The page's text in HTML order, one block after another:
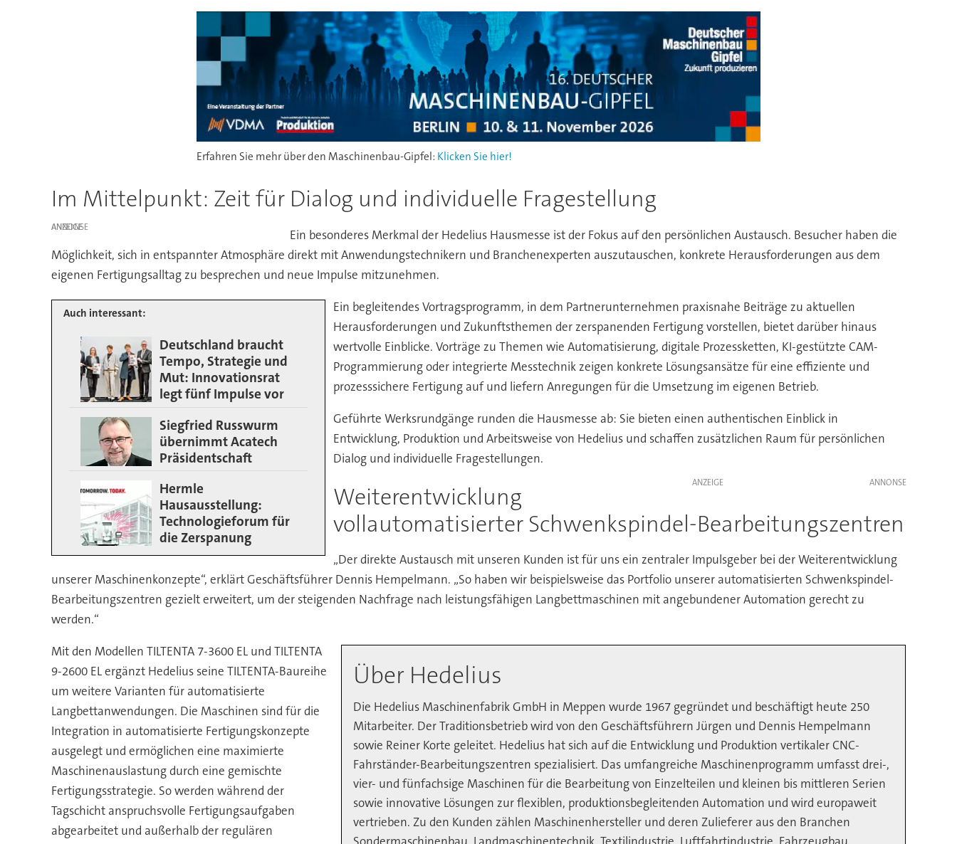
Erfahren Sie mehr über den Maschinenbau-Gipfel: Klicken Sie hier!
Im Mittelpunkt: Zeit für Dialog und individuelle Fragestellung
ANZEIGE
Ein besonderes Merkmal der Hedelius Hausmesse ist der Fokus auf den persönlichen Austausch. Besucher haben die
Möglichkeit, sich in entspannter Atmosphäre direkt mit Anwendungstechnikern und Branchenexperten auszutauschen, konkrete Herausforderungen aus dem
eigenen Fertigungsalltag zu besprechen und neue Impulse mitzunehmen.
Auch interessant:
Deutschland braucht
Tempo, Strategie und
Mut: Innovationsrat
legt fünf Impulse vor
Siegfried Russwurm
übernimmt Acatech
Präsidentschaft
Hermle
Hausausstellung:
Technologieforum für
die Zerspanung
Ein begleitendes Vortragsprogramm, in dem Partnerunternehmen praxisnahe Beiträge zu aktuellen
Herausforderungen und Zukunftsthemen der zerspanenden Fertigung vorstellen, bietet darüber hinaus
wertvolle Einblicke. Vorträge zu Themen wie Automatisierung, digitale Prozessketten, KI-gestützte CAM-
Programmierung oder integrierte Messtechnik zeigen konkrete Lösungsansätze für eine effiziente und
prozesssichere Fertigung auf und liefern Anregungen für die Umsetzung im eigenen Betrieb.
Geführte Werksrundgänge runden die Hausmesse ab: Sie bieten einen authentischen Einblick in
Entwicklung, Produktion und Arbeitsweise von Hedelius und schaffen zusätzlichen Raum für persönlichen
Dialog und individuelle Fragestellungen.
ANZEIGE
Weiterentwicklung
vollautomatisierter Schwenkspindel-Bearbeitungszentren
„Der direkte Austausch mit unseren Kunden ist für uns ein zentraler Impulsgeber bei der Weiterentwicklung
unserer Maschinenkonzepte“, erklärt Geschäftsführer Dennis Hempelmann. „So haben wir beispielsweise das Portfolio unserer automatisierten Schwenkspindel-
Bearbeitungszentren gezielt erweitert, um der steigenden Nachfrage nach leistungsfähigen Langbettmaschinen mit angebundener Automation gerecht zu
werden.“
Über Hedelius
Die Hedelius Maschinenfabrik GmbH in Meppen wurde 1967 gegründet und beschäftigt heute 250
Mitarbeiter. Der Traditionsbetrieb wird von den Geschäftsführern Jürgen und Dennis Hempelmann
sowie Reiner Korte geleitet. Hedelius hat sich auf die Entwicklung und Produktion vertikaler CNC-
Fahrständer-Bearbeitungszentren spezialisiert. Das umfangreiche Maschinenprogramm umfasst drei-,
vier- und fünfachsige Maschinen für die Bearbeitung von Einzelteilen und kleinen bis mittleren Serien
sowie innovative Lösungen zur flexiblen, produktionsbegleitenden Automation und wird europaweit
vertrieben. Zu den Kunden zählen Maschinenhersteller und deren Zulieferer aus den Branchen
Mit den Modellen TILTENTA 7-3600 EL und TILTENTA
9-2600 EL ergänzt Hedelius seine TILTENTA-Baureihe
um weitere Varianten für automatisierte
Langbettanwendungen. Die Maschinen sind für die
Integration in automatisierte Fertigungskonzepte
ausgelegt und ermöglichen eine maximierte
Maschinenauslastung durch eine gemischte
Fertigungsstrategie. So werden während der
Tagschicht anspruchsvolle Fertigungsaufgaben
abgearbeitet und außerhalb der regulären